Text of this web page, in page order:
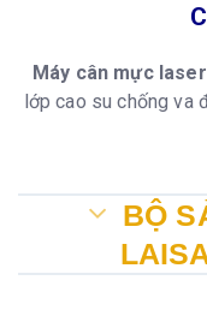
Máy cân mực
lớp cao su chống va
BỘ